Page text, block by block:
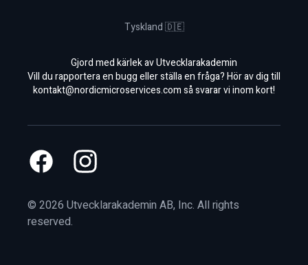
Tyskland 🇩🇪
Gjord med kärlek av Utvecklarakademin
Vill du rapportera en bugg eller ställa en fråga? Hör av dig till
kontakt@nordicmicroservices.comså svarar vi inom kort!
FacebookInstagram
© 2026 Utvecklarakademin AB, Inc. All rights
reserved.